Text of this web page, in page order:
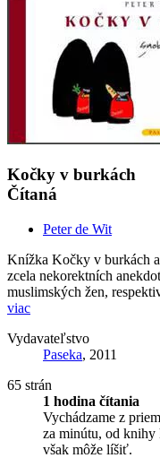
Kočky v burkách
Čítaná
Peter de Wit
Knížka Kočky v burkách
zcela nekorektních
muslimských žen,
viac
Vydavateľstvo
Paseka, 2011
65 strán
1 hodina čítania
Vychádzame z
za minútu, od
však môže líšiť.